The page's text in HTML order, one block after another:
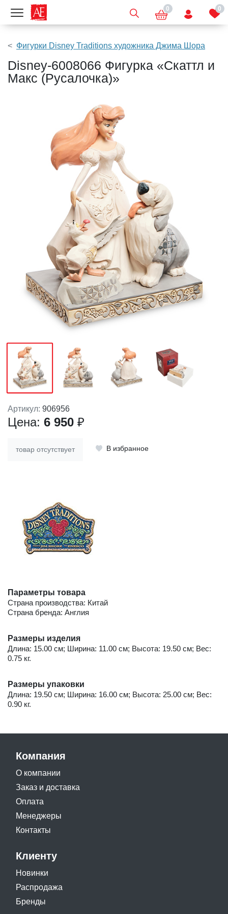
Показать меню 0 0
Фигурки Disney Traditions художника Джима Шора
Disney-6008066 Фигурка «Скаттл и
Макс (Русалочка)»
Артикул: 906956
Цена: 6 950 ₽
товар отсутствует В избранное
Параметры товара
Страна производства: Китай
Страна бренда: Англия
Размеры изделия
Длина: 15.00 см; Ширина: 11.00 см; Высота: 19.50 см; Вес:
0.75 кг.
Размеры упаковки
Длина: 19.50 см; Ширина: 16.00 см; Высота: 25.00 см; Вес:
0.90 кг.
Компания
О компании
Заказ и доставка
Оплата
Менеджеры
Контакты
Клиенту
Новинки
Распродажа
Бренды